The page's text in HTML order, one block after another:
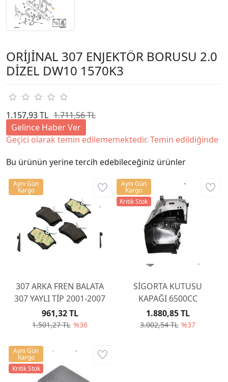
ORİJİNAL 307 ENJEKTÖR BORUSU 2.0
DİZEL DW10 1570K3
1.157,93 TL 1.711,56 TL
Gelince Haber Ver
Geçici olarak temin edilememektedir. Temin edildiğinde
Bu ürünün yerine tercih edebileceğiniz ürünler
307 ARKA FREN BALATA
307 YAYLI TİP 2001-2007
1.501,27 TL %36
961,32 TL
Aynı Gün
Kargo
SİGORTA KUTUSU
KAPAĞI 6500CC
3.002,54 TL %37
1.880,85 TL
Aynı Gün
Kargo
Kritik Stok
Aynı Gün
Kargo
Kritik Stok